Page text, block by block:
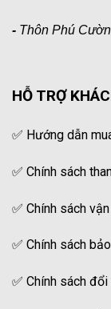
- Thôn Phú
HỖ TRỢ
✅ Hướng dẫn
✅ Chính sách
✅ Chính sách
✅ Chính sách
✅ Chính sách đổi